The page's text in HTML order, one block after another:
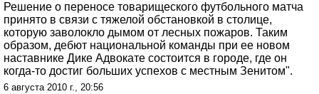
Решение о переносе товарищеского футбольного матча
принято в связи с тяжелой обстановкой в столице,
которую заволокло дымом от лесных пожаров. Таким
образом, дебют национальной команды при ее новом
наставнике Дике Адвокате состоится в городе, где он
когда-то достиг больших успехов с местным Зенитом".
6 августа 2010 г., 20:56